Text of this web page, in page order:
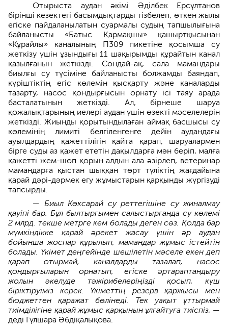
Отырыста аудан әкімі Әділбек Ерсұлтанов
бірінші кезектегі басымдықтарды тізбелеп, өткен жылы
егіске пайдаланылатын суармалы судың тапшылығына
байланысты «Батыс Қармақшы» қашыртқысынан
«Құрайлы» каналының П309 пикетіне қосымша су
жеткізу үшін ұзындығы 11 шақырымды құрайтын канал
қазылғанын жеткізді. Сондай-ақ, сала мамандары
биылғы су түсіміне байланысты болжамды баяндап,
күріштіктің егіс көлемін қысқарту және каналарды
тазарту, насос қондырғысын орнату ісі таяу арада
басталатынын жеткізді. Ал, бірнеше шаруа
қожалықтарының иелері аудан үшін өзекті мәселелерін
жеткізді. Жиынды қорытындылаған аймақ басшысы су
көлемінің лимиті белгіленгенге дейін аудандағы
ауылдардың қажеттілігін қайта қарап, шаруалармен
бірге суды аз қажет ететін дақылдарға мән беріп, малға
қажетті жем-шөп қорын алдын ала әзірлеп, ветеринар
мамандарға қыстан шыққан төрт түліктің жағдайына
қарай дәрі-дәрмек егу жұмыстарын қарқынды жүргізуді
тапсырды.
— Биыл Көксарай су реттегішіне су жиналмау
қауіпі бар. Бұл былтырғымен салыстырғанда су көлемі
2 млрд. текше метрге кем болады деген сөз. Қолда бар
мүмкіндікке қарай әрекет жасау үшін әр аудан
бойынша жоспар құрылып, мамандар жұмыс істейтін
болады. Үкімет деңгейінде шешілетін мәселе екен деп
қарап отырмай, каналдарды тазалап, насос
қондырғыларын орнатып, егіске әртараптандыру
жолын әкелуде тәжірибелеріңізді қосып, күш
біріктіруіміз керек. Үкіметтің резерв қаржысы мен
бюджеттен қаражат бөлінеді. Тек уақыт ұттырмай
тиімділігіне қарай жұмыс қарқынын ұлғайтуға тиіспіз, —
деді Гүлшара Әбдіқалықова.